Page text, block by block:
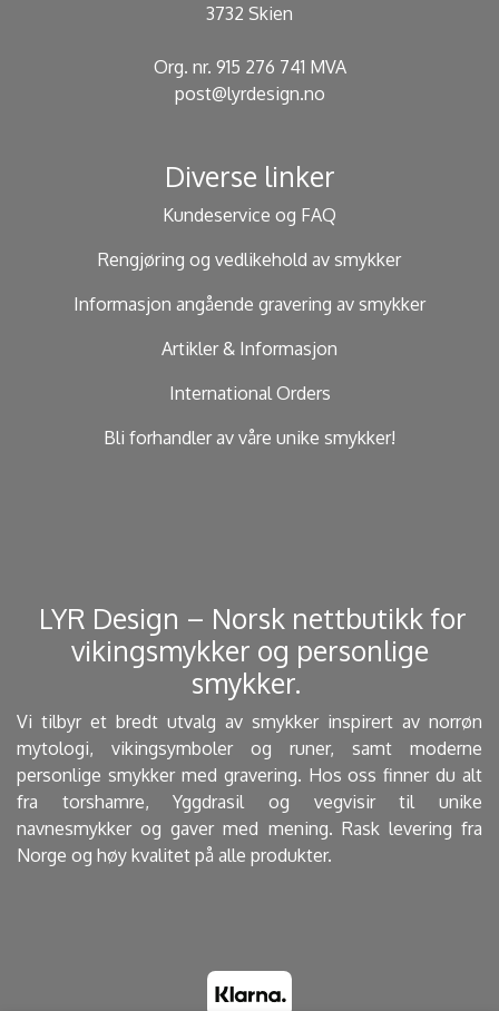
3732 Skien
Org. nr. 915 276 741 MVA
post@lyrdesign.no
Diverse linker
Kundeservice og FAQ
Rengjøring og vedlikehold av smykker
Informasjon angående gravering av smykker
Artikler & Informasjon
International Orders
Bli forhandler av våre unike smykker!
​ LYR Design – Norsk nettbutikk for
vikingsmykker og personlige
smykker. ​
Vi tilbyr et bredt utvalg av smykker inspirert av norrøn
mytologi, vikingsymboler og runer, samt moderne
personlige smykker med gravering. Hos oss finner du alt
fra torshamre, Yggdrasil og vegvisir til unike
navnesmykker og gaver med mening. Rask levering fra
Norge og høy kvalitet på alle produkter.